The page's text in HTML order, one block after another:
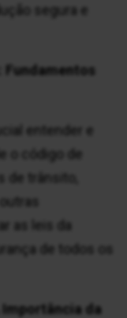
segura e
Fundamentos
entender e
o código de
trânsito,
as leis da
de todos os
Importância da